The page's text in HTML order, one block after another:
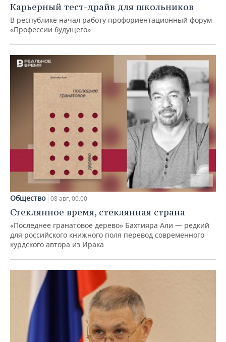
Карьерный тест-драйв для школьников
В республике начал работу профориентационный форум
«Профессии будущего»
Общество 08 авг, 00:00
Стеклянное время, стеклянная страна
«Последнее гранатовое дерево» Бахтияра Али — редкий
для российского книжного поля перевод современного
курдского автора из Ирака